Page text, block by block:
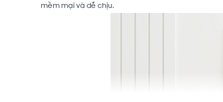
mềm mại và dễ chịu.